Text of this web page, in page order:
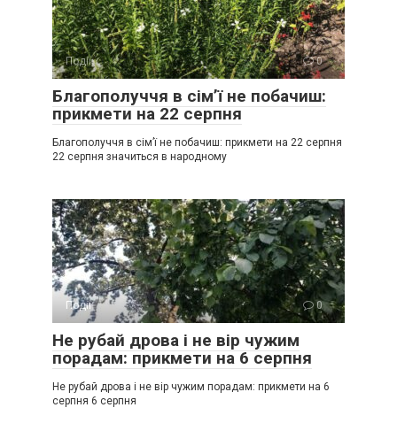
Події 0
Благополуччя в сім’ї не побачиш:
прикмети на 22 серпня
Благополуччя в сім’ї не побачиш: прикмети на 22 серпня
22 серпня значиться в народному
Події 0
Не рубай дрова і не вір чужим
порадам: прикмети на 6 серпня
Не рубай дрова і не вір чужим порадам: прикмети на 6
серпня 6 серпня